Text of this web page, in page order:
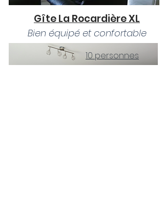
10 personnes
Gîte La Rocardière XL
Bien équipé et confortable